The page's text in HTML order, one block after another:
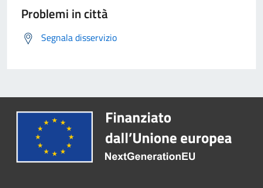
Problemi in città
Segnala disservizio